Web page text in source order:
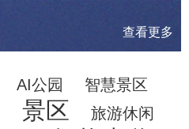
查看更多
AI公园
智慧景区
景区 旅游休闲